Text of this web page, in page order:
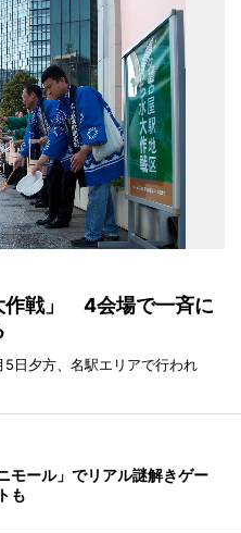
作戦」 4会場で一斉に
5日夕方、名駅エリアで行われ
モール」でリアル謎解きゲー
も